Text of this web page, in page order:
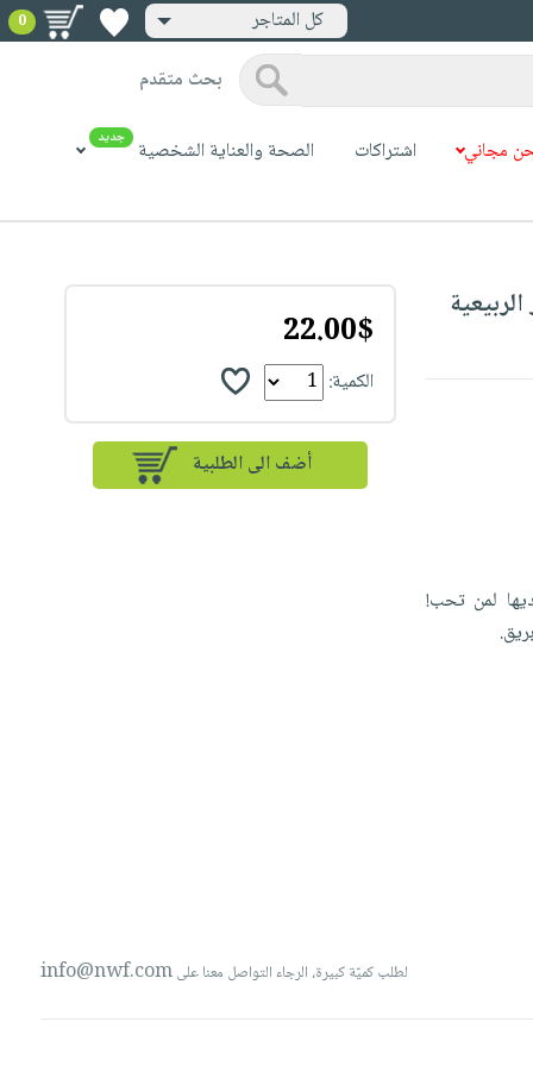
كل المتاجر 0
بحث متقدم
مجاني اشتراكات الصحة والعناية الشخصية جديد
لمن تحب!
22.00$
الكمية:
لطلب كميّة كبيرة، الرجاء التواصل معنا علىinfo@nwf.com